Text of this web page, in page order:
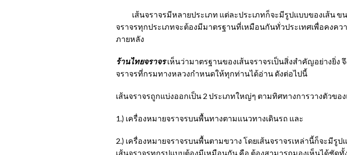
เส้นจราจรมีหลายประเภท แต่ละประเภทก็จะมีรูปแบบของเส้น ข
จราจรทุกประเภทจะต้องมีมาตรฐานที่เหมือนกันทั่วประเทศเพื่อคงค
ภายหลัง
ร้านไทยจราจร เห็นว่ามาตรฐานของเส้นจราจรเป็นสิ่งสำคัญอย่างยิ่ง
จราจรที่กรมทางหลวงกำหนดให้ทุกท่านได้อ่าน ดังต่อไปนี้
เส้นจราจรถูกแบ่งออกเป็น 2 ประเภทใหญ่ๆ ตามทิศทางการวางตัวขอ
1.) เครื่องหมายจราจรบนพื้นทางตามแนวทางเดินรถ และ
2.) เครื่องหมายจราจรบนพื้นตามขวาง โดยเส้นจราจรเหล่านี้ก็จะมี
เส้นจราจรทุกรูปแบบต้องมีเหมือนกัน คือ ต้องสามารถมองเห็นได้ชัด